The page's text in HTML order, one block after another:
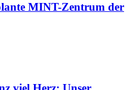
MINT-Zentrum der